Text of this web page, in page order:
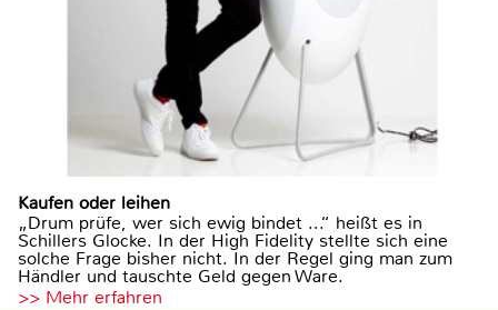
Kaufen oder leihen
„Drum prüfe, wer sich ewig bindet ...“ heißt es in
Schillers Glocke. In der High Fidelity stellte sich eine
solche Frage bisher nicht. In der Regel ging man zum
Händler und tauschte Geld gegen Ware.
>> Mehr erfahren